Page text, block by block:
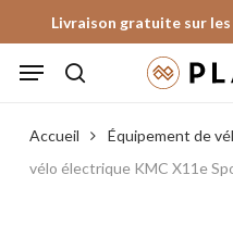
to
main
Livraison gratuite sur les
Menu
Accueil Équipement de
vélo électrique KMC X11e